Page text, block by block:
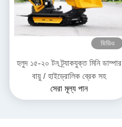
ভিডিও
হলুদ ১৫-২০ টন ট্র্যাকযুক্ত মিনি ডাম্পার
বায়ু / হাইড্রোলিক ব্রেক সহ
সেরা মূল্য পান